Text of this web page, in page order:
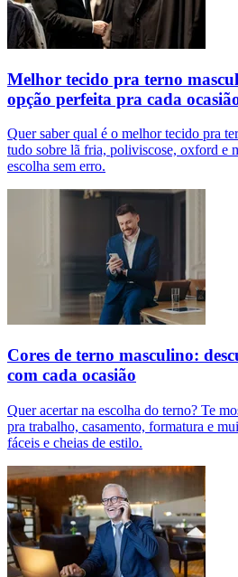
Melhor tecido pra terno
opção perfeita pra cada
Quer saber qual é o melhor tecido pra
tudo sobre lã fria, poliviscose, oxford e
escolha sem erro.
Cores de terno masculino:
com cada ocasião
Quer acertar na escolha do terno? Te
pra trabalho, casamento, formatura e
fáceis e cheias de estilo.